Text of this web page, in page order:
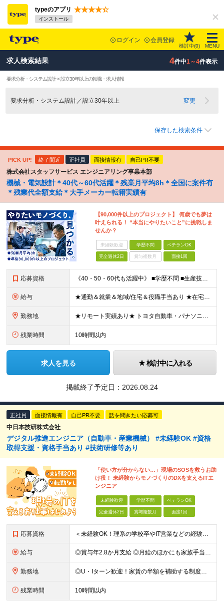
typeのアプリ
インストール
ログイン 会員登録
検討中(0) MENU
求人検索結果 4件中1～4件表示
要求分析・システム設計 × 設立30年以上の転職・求人情報
要求分析・システム設計／設立30年以上 変更
保存した検索条件
PICK UP! 終了間近 正社員 面接情報有 自己PR不要
株式会社スタッフサービス エンジニアリング事業本部
機械・電気設計＊40代～60代活躍＊残業月平均8h＊全国に案件有
＊残業代全額支給＊大手メーカー転籍実績有
【90,000件以上のプロジェクト】 何歳でも夢は
叶えられる！ “本当にやりたいこと”に挑戦しま
せんか？
未経験歓迎 学歴不問 ベテランOK
完全週休2日 賞与複数月 面接1回
応募資格 《40・50・60代も活躍中》 ■学歴不問 ■生産技術・生産管理・品質保証・評価・設計いずれかの実務経験をお持ちの方 ▽こんな方にオススメです！▽ 「経験を活かして幅広いプロジェクトに携わりたい」
給与 ★通勤＆就業＆地域/住宅＆役職手当あり ★在宅勤務実績あり ★残業代は全額支給 ★選べる給与制度あり！ ■東京・神奈川・千葉・埼玉勤務の場合 月給24.5万円～55万円＋諸手当 （残業代は全額支給）
勤務地 ★リモート実績あり★ トヨタ自動車・パナソニック・東芝など大手メーカーでのポストも多数！ 全国の取引先での就業となります（沖縄を除く） 『地元で働きたい』という希望に、業界トップクラス約7,00
残業時間 10時間以内
求人を見る 検討中に入れる
掲載終了予定日： 2026.08.24
正社員 面接情報有 自己PR不要 話を聞きたい応募可
中日本技研株式会社
デジタル推進エンジニア（自動車・産業機械） #未経験OK #資格
取得支援・資格手当あり #技術研修等あり
「使い方が分からない…」現場のSOSを救うお助
け役！ 未経験からモノづくりのDXを支えるITエ
ンジニア
未経験歓迎 学歴不問 ベテランOK
完全週休2日 賞与複数月 面接1回
応募資格 ＜未経験OK！理系の学校卒やIT営業などの経験がある方歓迎＞ ★カジュアル面談実施中！ ■学歴不問 ■普通自動車免許（AT限定可）をお持ちの方 ≪こんな方にピッタリ≫ □ 人の役に立つことが好き、
給与 ◎賞与年2.8か月支給 ◎月給のほかにも家族手当や資格手当、家賃補助など嬉しい手当てが充実！ 月給：24万円～35万円＋交通費＋賞与年2回 ※経験・能力・年齢などを考慮の上、当社規定により決定しま
勤務地 ◎U・Iターン歓迎！家賃の半額を補助する制度も完備 ◎勤務先は愛知県内の各プロジェクト先です。 通勤のしやすさを考慮して決定します。 ■本社 愛知県名古屋市中区千代田2-10-31 ※実際の勤務
残業時間 10時間以内